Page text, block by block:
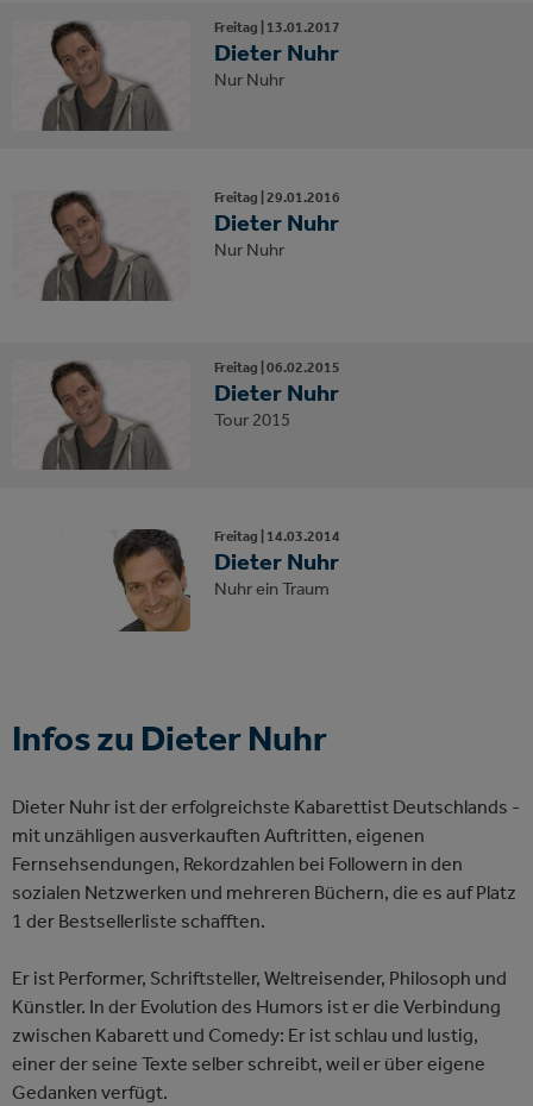
Freitag | 13.01.2017
Dieter Nuhr
Nur Nuhr
Freitag | 29.01.2016
Dieter Nuhr
Nur Nuhr
Freitag | 06.02.2015
Dieter Nuhr
Tour 2015
Freitag | 14.03.2014
Dieter Nuhr
Nuhr ein Traum
Infos zu Dieter Nuhr
Dieter Nuhr ist der erfolgreichste Kabarettist Deutschlands -
mit unzähligen ausverkauften Auftritten, eigenen
Fernsehsendungen, Rekordzahlen bei Followern in den
sozialen Netzwerken und mehreren Büchern, die es auf Platz
1 der Bestsellerliste schafften.
Er ist Performer, Schriftsteller, Weltreisender, Philosoph und
Künstler. In der Evolution des Humors ist er die Verbindung
zwischen Kabarett und Comedy: Er ist schlau und lustig,
einer der seine Texte selber schreibt, weil er über eigene
Gedanken verfügt.